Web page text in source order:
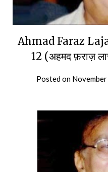
Ahmad Faraz
12 (अहमद फ़राज़
Posted on